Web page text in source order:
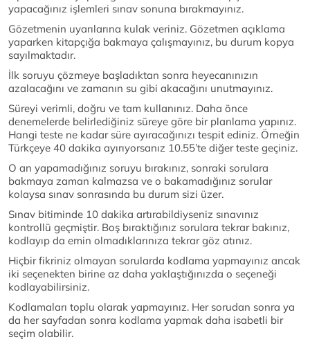
yapacağınız işlemleri sınav sonuna bırakmayınız.
Gözetmenin uyarılarına kulak veriniz. Gözetmen açıklama
yaparken kitapçığa bakmaya çalışmayınız, bu durum kopya
sayılmaktadır.
İlk soruyu çözmeye başladıktan sonra heyecanınızın
azalacağını ve zamanın su gibi akacağını unutmayınız.
Süreyi verimli, doğru ve tam kullanınız. Daha önce
denemelerde belirlediğiniz süreye göre bir planlama yapınız.
Hangi teste ne kadar süre ayıracağınızı tespit ediniz. Örneğin
Türkçeye 40 dakika ayırıyorsanız 10.55’te diğer teste geçiniz.
O an yapamadığınız soruyu bırakınız, sonraki sorulara
bakmaya zaman kalmazsa ve o bakamadığınız sorular
kolaysa sınav sonrasında bu durum sizi üzer.
Sınav bitiminde 10 dakika artırabildiyseniz sınavınız
kontrollü geçmiştir. Boş bıraktığınız sorulara tekrar bakınız,
kodlayıp da emin olmadıklarınıza tekrar göz atınız.
Hiçbir fikriniz olmayan sorularda kodlama yapmayınız ancak
iki seçenekten birine az daha yaklaştığınızda o seçeneği
kodlayabilirsiniz.
Kodlamaları toplu olarak yapmayınız. Her sorudan sonra ya
da her sayfadan sonra kodlama yapmak daha isabetli bir
seçim olabilir.